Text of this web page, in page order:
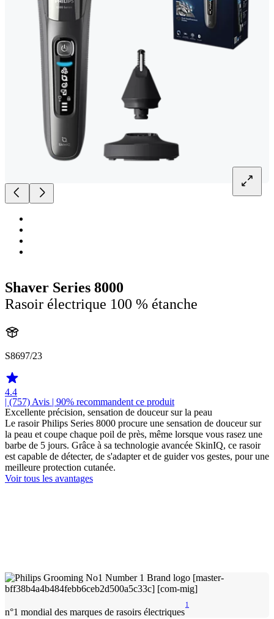
Shaver Series 8000
Rasoir électrique 100 % étanche
S8697/23
4.4
| (757) Avis | 90% recommandent ce produit
Excellente précision, sensation de douceur sur la peau
Le rasoir Philips Series 8000 procure une sensation de douceur sur
la peau et coupe chaque poil de près, même lorsque vous rasez une
barbe de 5 jours. Grâce à sa technologie avancée SkinIQ, ce rasoir
est capable de détecter, de s'adapter et de guider vos gestes, pour une
meilleure protection cutanée.
Voir tous les avantages
n°1 mondial des marques de rasoirs électriques
1